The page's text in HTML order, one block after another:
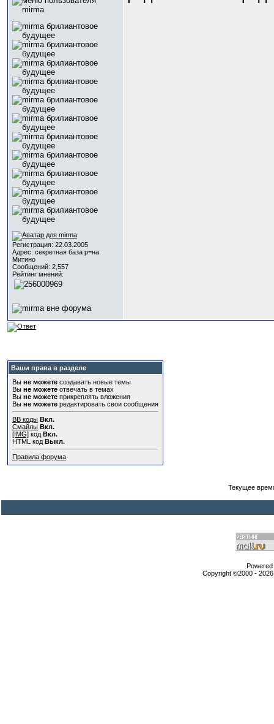
Регистрация: 22.03.2005
Адрес: секретная база р=на
Митино
Сообщений: 2,557
Рейтинг мнений:
Ваши права в разделе
Вы не можете создавать новые темы
Вы не можете отвечать в темах
Вы не можете прикреплять вложения
Вы не можете редактировать свои сообщения
BB коды Вкл.
Смайлы Вкл.
[IMG] код Вкл.
HTML код Выкл.
Правила форума
Текущее
Copyright ©2000 -